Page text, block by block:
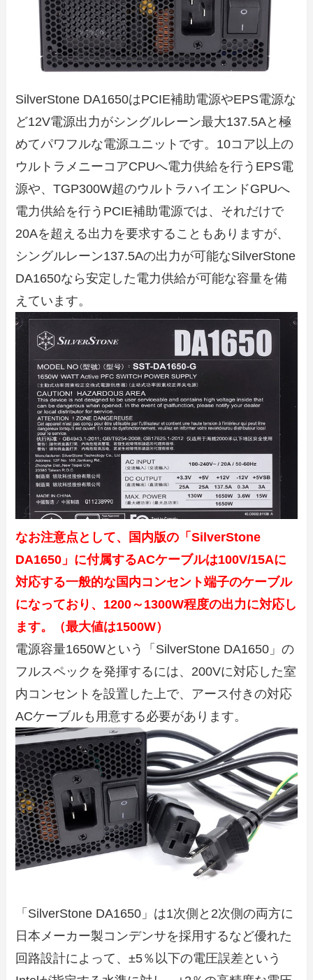
SilverStone DA1650はPCIE補助電源やEPS電源な
ど12V電源出力がシングルレーン最大137.5Aと極
めてパワフルな電源ユニットです。10コア以上の
ウルトラメニーコアCPUへ電力供給を行うEPS電
源や、TGP300W超のウルトラハイエンドGPUへ
電力供給を行うPCIE補助電源では、それだけで
20Aを超える出力を要求することもありますが、
シングルレーン137.5Aの出力が可能なSilverStone
DA1650なら安定した電力供給が可能な容量を備
えています。
なお注意点として、国内版の「SilverStone
DA1650」に付属するACケーブルは100V/15Aに
対応する一般的な国内コンセント端子のケーブル
になっており、1200～1300W程度の出力に対応し
ます。（最大値は1500W）
電源容量1650Wという「SilverStone DA1650」の
フルスペックを発揮するには、200Vに対応した室
内コンセントを設置した上で、アース付きの対応
ACケーブルも用意する必要があります。
「SilverStone DA1650」は1次側と2次側の両方に
日本メーカー製コンデンサを採用するなど優れた
回路設計によって、±5％以下の電圧誤差という